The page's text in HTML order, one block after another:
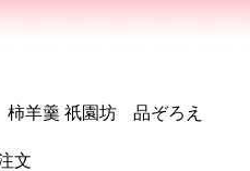
柿羊羹 祇園坊 品ぞろえ
文